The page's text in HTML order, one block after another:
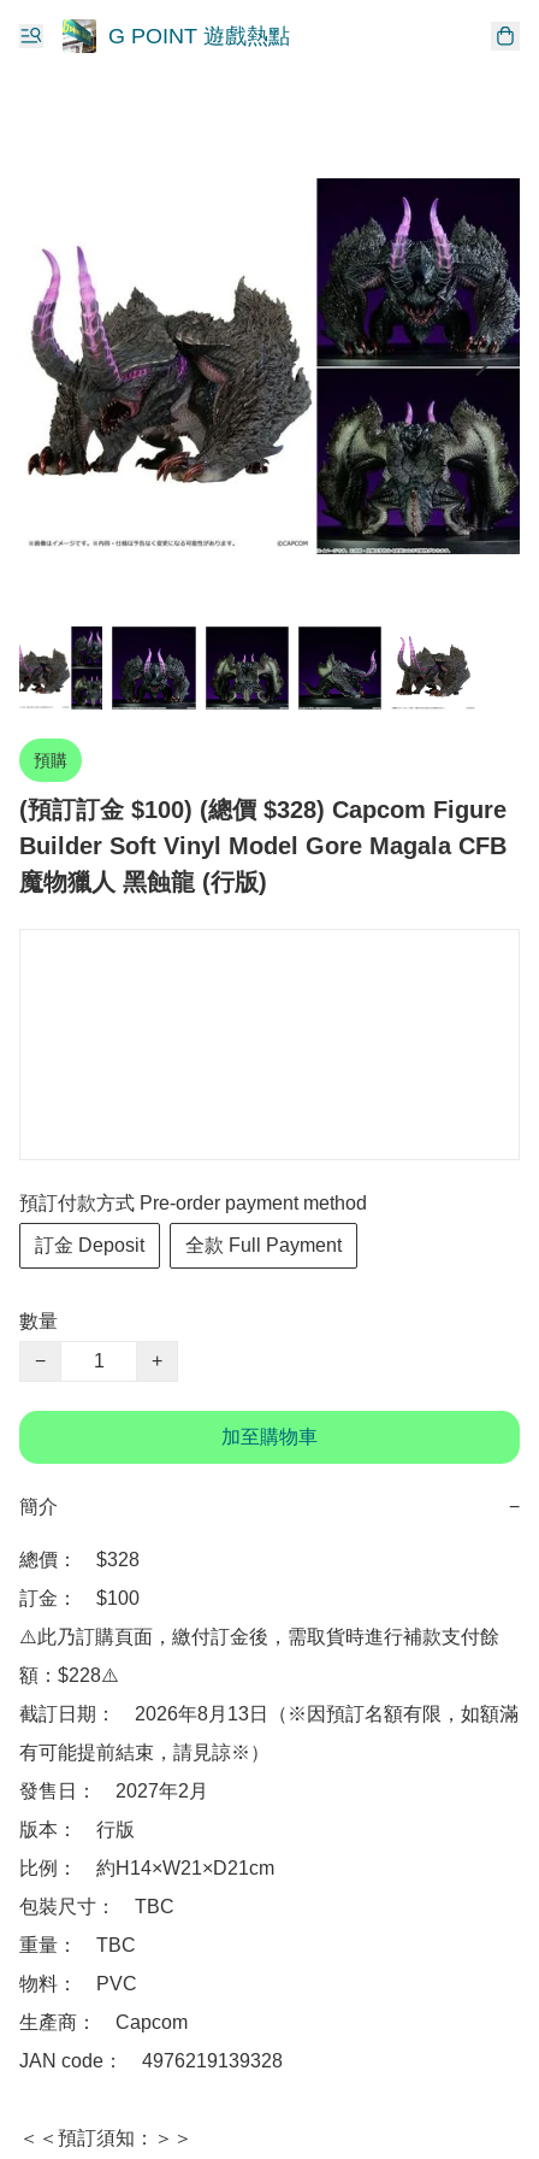
G POINT 遊戲熱點
預購
(預訂訂金 $100) (總價 $328) Capcom Figure
Builder Soft Vinyl Model Gore Magala CFB
魔物獵人 黑蝕龍 (行版)
預訂付款方式 Pre-order payment method
訂金 Deposit 全款 Full Payment
數量
−
+
加至購物車
簡介 −
總價：　$328
訂金：　$100
⚠️此乃訂購頁面，繳付訂金後，需取貨時進行補款支付餘
額：$228⚠️
截訂日期：　2026年8月13日（※因預訂名額有限，如額滿
有可能提前結束，請見諒※）
發售日：　2027年2月
版本：　行版
比例：　約H14×W21×D21cm
包裝尺寸：　TBC
重量：　TBC
物料：　PVC
生產商：　Capcom
JAN code：　4976219139328
＜＜預訂須知：＞＞